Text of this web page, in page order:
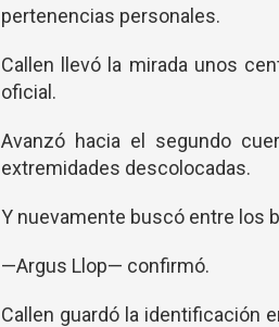
pertenencias personales.
Callen llevó la mirada unos
oficial.
Avanzó hacia el segundo
extremidades descolocadas.
Y nuevamente buscó entre los
—Argus Llop— confirmó.
Callen guardó la identificación